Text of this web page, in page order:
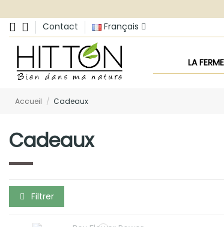
Contact Français
LA FERME
Accueil Cadeaux
Cadeaux
Filtrer